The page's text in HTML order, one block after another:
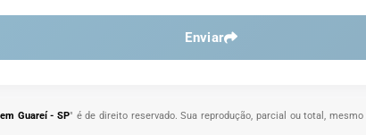
Enviar
Guareí - SP" é de direito reservado. Sua reprodução, parcial ou total,